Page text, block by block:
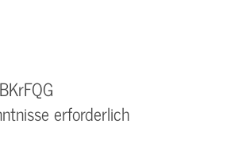
erforderlich